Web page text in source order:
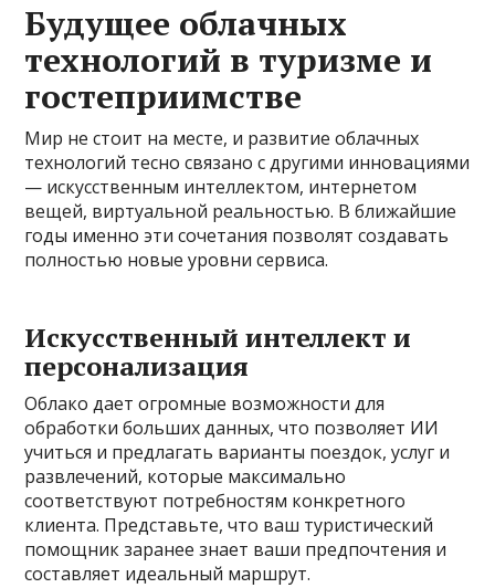
Будущее облачных
технологий в туризме и
гостеприимстве
Мир не стоит на месте, и развитие облачных
технологий тесно связано с другими инновациями
— искусственным интеллектом, интернетом
вещей, виртуальной реальностью. В ближайшие
годы именно эти сочетания позволят создавать
полностью новые уровни сервиса.
Искусственный интеллект и
персонализация
Облако дает огромные возможности для
обработки больших данных, что позволяет ИИ
учиться и предлагать варианты поездок, услуг и
развлечений, которые максимально
соответствуют потребностям конкретного
клиента. Представьте, что ваш туристический
помощник заранее знает ваши предпочтения и
составляет идеальный маршрут.